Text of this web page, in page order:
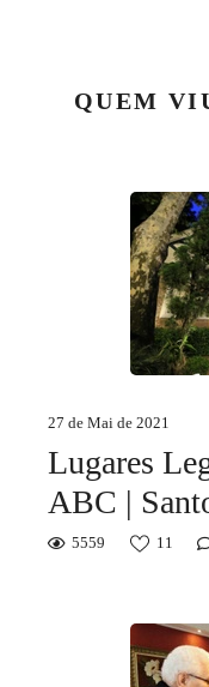
QUEM
27 de Mai de 2021
Lugares
ABC |
5559 11